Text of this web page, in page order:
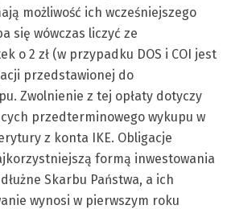
możliwość ich wcześniejszego
się wówczas liczyć ze
o 2 zł (w przypadku DOS i COI jest
przedstawionej do
Zwolnienie z tej opłaty dotyczy
przedterminowego wykupu w
z konta IKE. Obligacje
formą inwestowania
Skarbu Państwa, a ich
wynosi w pierwszym roku